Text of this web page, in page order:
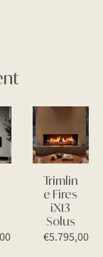
Trimlin
e Fires
iX13
Solus
€5.795,00